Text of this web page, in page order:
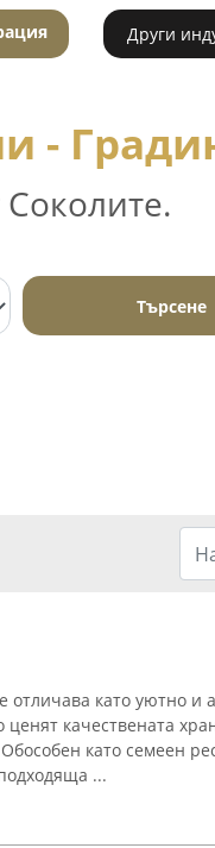
Други
-
Търсене
отличава като уютно и
ценят качествената
като семеен
...